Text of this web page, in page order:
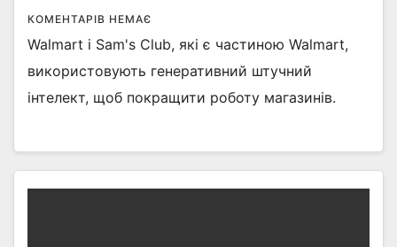
КОМЕНТАРІВ НЕМАЄ
Walmart і Sam's Club, які є частиною Walmart,
використовують генеративний штучний
інтелект, щоб покращити роботу магазинів.